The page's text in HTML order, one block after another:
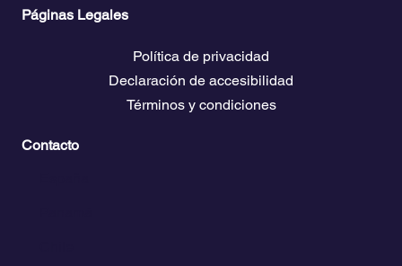
Páginas Legales
Política de privacidad
Declaración de accesibilidad
Términos y condiciones
Contacto